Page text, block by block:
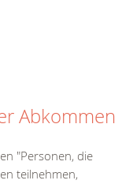
Abkommen
"Personen, die
teilnehmen,